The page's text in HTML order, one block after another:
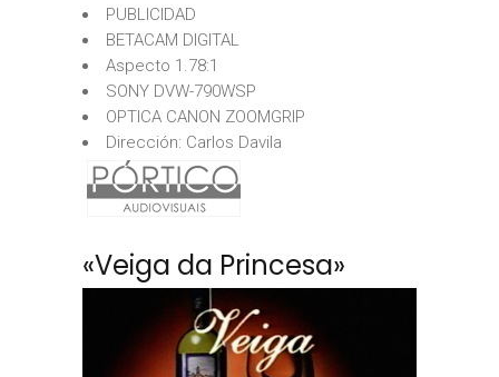
PUBLICIDAD
BETACAM DIGITAL
Aspecto 1.78:1
SONY DVW-790WSP
OPTICA CANON ZOOMGRIP
Dirección: Carlos Davila
«Veiga da Princesa»